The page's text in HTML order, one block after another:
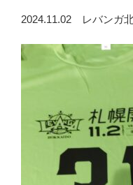
2024.11.02 レバンガ